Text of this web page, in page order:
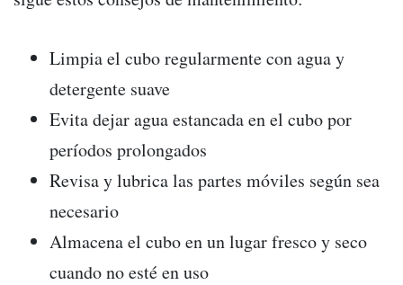
Limpia el cubo regularmente con agua y
detergente suave
Evita dejar agua estancada en el cubo por
períodos prolongados
Revisa y lubrica las partes móviles según sea
necesario
Almacena el cubo en un lugar fresco y seco
cuando no esté en uso